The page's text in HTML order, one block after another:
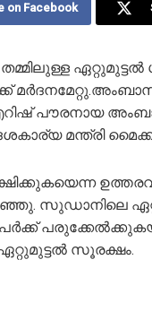
on Facebook
ഐറിഷ് പൗരനായ
മന്ത്രി
സുഡാനിലെ
സൂരക്ഷം.